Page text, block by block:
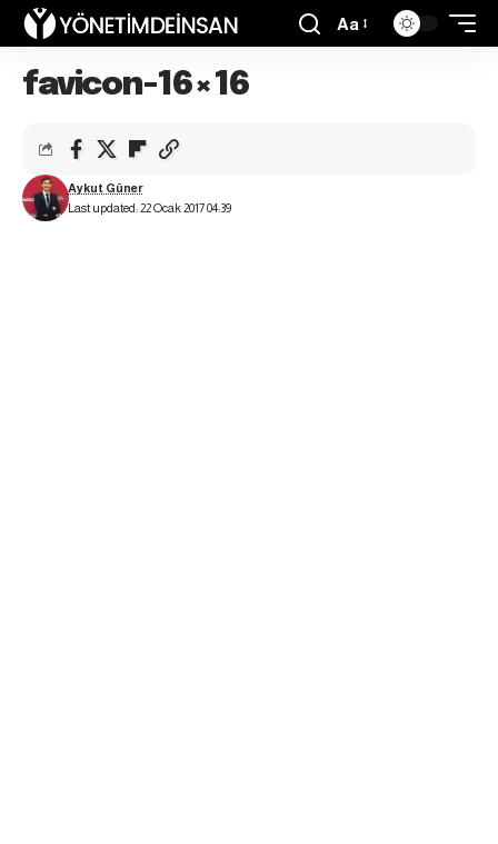
Aa
favicon-16×16
Last updated: 22 Ocak 2017 04:39
Aykut Güner